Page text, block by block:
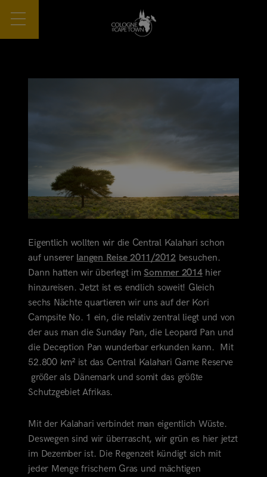
Eigentlich wollten wir die Central Kalahari schon
auf unserer langen Reise 2011/2012besuchen.
Dann hatten wir überlegt imSommer 2014hier
hinzureisen. Jetzt ist es endlich soweit! Gleich
sechs Nächte quartieren wir uns auf der Kori
Campsite No. 1 ein, die relativ zentral liegt und von
der aus man die Sunday Pan, die Leopard Pan und
die Deception Pan wunderbar erkunden kann. Mit
52.800 km² ist das Central Kalahari Game Reserve
größer als Dänemark und somit das größte
Schutzgebiet Afrikas.
Mit der Kalahari verbindet man eigentlich Wüste.
Deswegen sind wir überrascht, wir grün es hier jetzt
im Dezember ist. Die Regenzeit kündigt sich mit
jeder Menge frischem Gras und mächtigen